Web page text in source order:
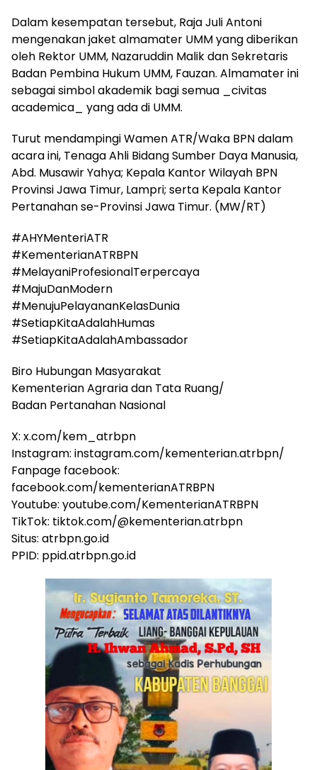
Dalam kesempatan tersebut, Raja Juli Antoni
mengenakan jaket almamater UMM yang diberikan
oleh Rektor UMM, Nazaruddin Malik dan Sekretaris
Badan Pembina Hukum UMM, Fauzan. Almamater ini
sebagai simbol akademik bagi semua _civitas
academica_ yang ada di UMM.
Turut mendampingi Wamen ATR/Waka BPN dalam
acara ini, Tenaga Ahli Bidang Sumber Daya Manusia,
Abd. Musawir Yahya; Kepala Kantor Wilayah BPN
Provinsi Jawa Timur, Lampri; serta Kepala Kantor
Pertanahan se-Provinsi Jawa Timur. (MW/RT)
#AHYMenteriATR
#KementerianATRBPN
#MelayaniProfesionalTerpercaya
#MajuDanModern
#MenujuPelayananKelasDunia
#SetiapKitaAdalahHumas
#SetiapKitaAdalahAmbassador
Biro Hubungan Masyarakat
Kementerian Agraria dan Tata Ruang/
Badan Pertanahan Nasional
X: x.com/kem_atrbpn
Instagram: instagram.com/kementerian.atrbpn/
Fanpage facebook:
facebook.com/kementerianATRBPN
Youtube: youtube.com/KementerianATRBPN
TikTok: tiktok.com/@kementerian.atrbpn
Situs: atrbpn.go.id
PPID: ppid.atrbpn.go.id